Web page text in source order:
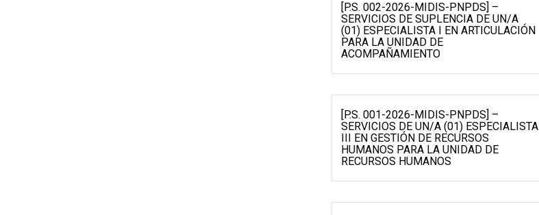
[P.S. 002-2026-MIDIS-PNPDS] –
SERVICIOS DE SUPLENCIA DE UN/A
(01) ESPECIALISTA I EN ARTICULACIÓN
PARA LA UNIDAD DE
ACOMPAÑAMIENTO
[P.S. 001-2026-MIDIS-PNPDS] –
SERVICIOS DE UN/A (01) ESPECIALISTA
III EN GESTIÓN DE RECURSOS
HUMANOS PARA LA UNIDAD DE
RECURSOS HUMANOS